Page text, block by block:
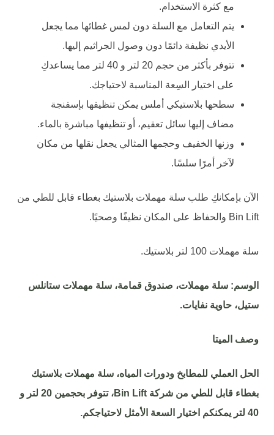
مع كثرة الاستخدام.
يتم التعامل مع السلة دون لمس غطائها مما يجعل
الأيدي نظيفة دائمًا دون وصول الجراثيم إليها.
تتوفر بأكثر من حجم 20 لتر و 40 لتر مما يساعدكِ
على اختيار السِعة المناسبة لاحتياجك.
سطحها بلاستيكي أملس يمكن تنظيفها بإسفنجة
مضاف إليها سائل تعقيم، أو تنظيفها مباشرة بالماء.
وزنها الخفيف وحجمها المثالي يجعل نقلها من مكان
لآخر أمرًا سلسًا.
الآن بإمكانكِ طلب سلة مهملات بلاستيك بغطاء قابل للطي من
Bin Lift والحفاظ على المكان نظيفًا وصحيًا.
سلة مهملات 100 لتر بلاستيك.
الوسم: سلة مهملات، صندوق قمامة، سلة مهملات ستانلس
ستيل، حاوية نفايات.
وصف الميتا
الحل العملي للمطابخ ودورات المياه، سلة مهملات بلاستيك
بغطاء قابل للطي من شركة Bin Lift
، تتوفر بحجمين 20 لتر و
40 لتر يمكنكم اختيار السعة الأمثل لاحتياجكم.